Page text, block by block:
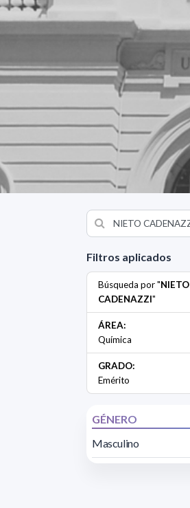
Filtros aplicados
Búsqueda por "NIETO
CADENAZZI"
ÁREA:
Química
GRADO:
Emérito
GÉNERO
Masculino